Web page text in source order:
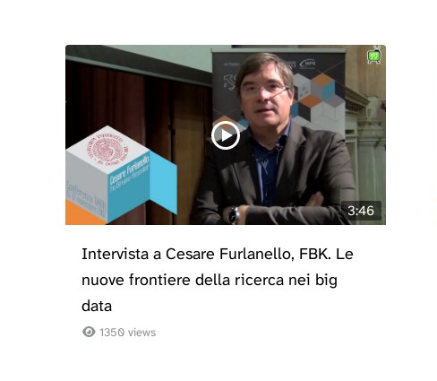
3:46
Intervista a Cesare Furlanello, FBK. Le
nuove frontiere della ricerca nei big
data
1350 views